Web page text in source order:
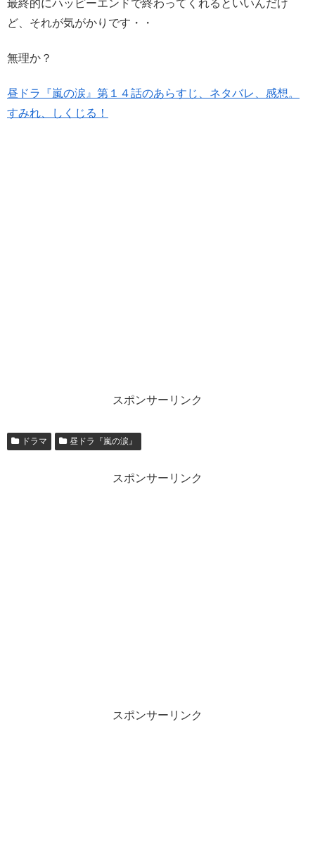
最終的にハッピーエンドで終わってくれるといいんだけ
ど、それが気がかりです・・
無理か？
昼ドラ『嵐の涙』第１４話のあらすじ、ネタバレ、感想。
すみれ、しくじる！
スポンサーリンク
ドラマ 昼ドラ『嵐の涙』
スポンサーリンク
スポンサーリンク